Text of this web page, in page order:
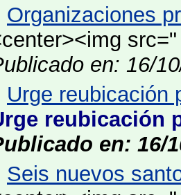
Organizaciones
en: 16/
Urge reubicación
reubicación
en: 16/
Seis nuevos